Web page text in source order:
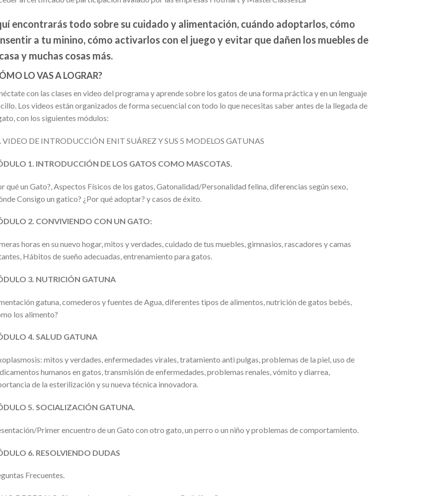
encontrarás todo sobre su cuidado y alimentación, cuándo adoptarlos, cómo
a tu minino, cómo activarlos con el juego y evitar que dañen los muebles de
y muchas cosas más.
LO VAS A LOGRAR?
con las clases en video del programa y aprende sobre los gatos de una forma práctica y en un lenguaje
Los videos están organizados de forma secuencial con todo lo que necesitas saber antes de la llegada de
con los siguientes módulos:
VIDEO DE INTRODUCCIÓN ENIT SUÁREZ Y SUS 5 MODELOS GATUNAS
1. INTRODUCCIÓN DE LOS GATOS COMO MASCOTAS.
qué un Gato?, Aspectos Físicos de los gatos, Gatonalidad/Personalidad felina, diferencias según sexo,
Consigo un gatico? ¿Por qué adoptar? y casos de éxito.
2. CONVIVIENDO CON UN GATO:
horas en su nuevo hogar, mitos y verdades, cuidado de tus muebles, gimnasios, rascadores y camas
Hábitos de sueño adecuadas, entrenamiento para gatos.
3. NUTRICIÓN GATUNA
gatuna, comederos y fuentes de Agua, diferentes tipos de alimentos, nutrición de gatos bebés,
los alimento?
4. SALUD GATUNA
mitos y verdades, enfermedades virales, tratamiento anti pulgas, problemas de la piel, uso de
humanos en gatos, transmisión de enfermedades, problemas renales, vómito y diarrea,
de la esterilización y su nueva técnica innovadora.
5. SOCIALIZACIÓN GATUNA.
Primer encuentro de un Gato con otro gato, un perro o un niño y problemas de comportamiento.
6. RESOLVIENDO DUDAS
Frecuentes.